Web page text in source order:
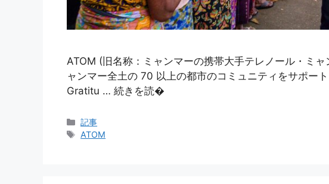
ATOM (旧名称：ミャンマーの携帯大手テレノール・ミ
ャンマー全土の 70 以上の都市のコミュニティをサポー
Gratitu … 続きを読�
カ
テ
記事
タ
ATOM